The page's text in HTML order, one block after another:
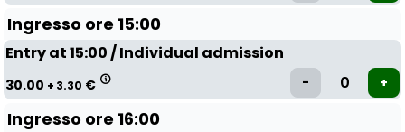
Ingresso ore 15:00
Entry at 15:00 / Individual admission
30.00 + 3.30 €
Ingresso ore 16:00